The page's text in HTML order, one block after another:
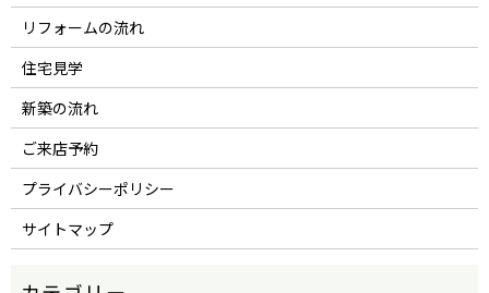
リフォームの流れ
住宅見学
新築の流れ
ご来店予約
プライバシーポリシー
サイトマップ